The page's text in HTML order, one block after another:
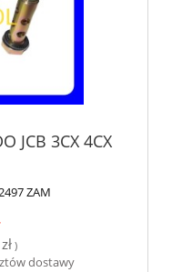
JCB 3CX 4CX
ZAM
)
dostawy